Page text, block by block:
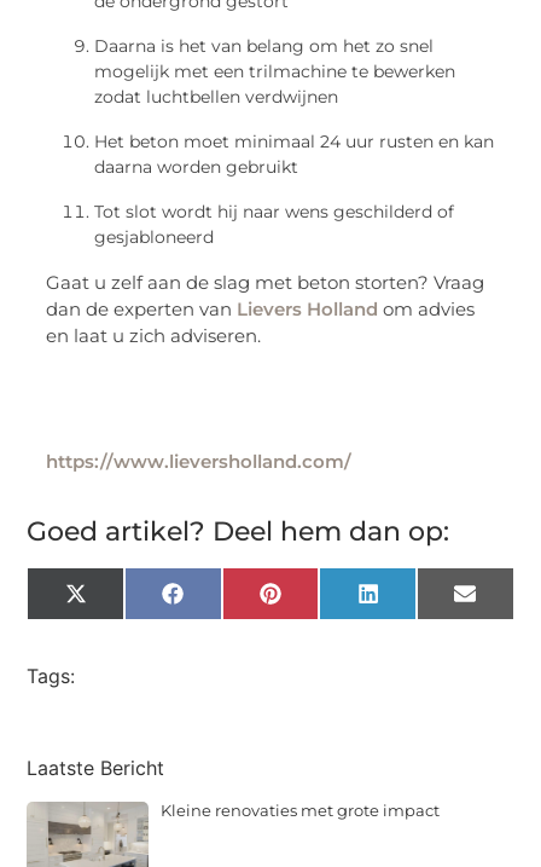
Daarna is het van belang om het zo snel
mogelijk met een trilmachine te bewerken
zodat luchtbellen verdwijnen
Het beton moet minimaal 24 uur rusten en kan
daarna worden gebruikt
Tot slot wordt hij naar wens geschilderd of
gesjabloneerd
Gaat u zelf aan de slag met beton storten? Vraag
dan de experten van Lievers Holland om advies
en laat u zich adviseren.
https://www.lieversholland.com/
Goed artikel? Deel hem dan op:
X
(Twitter)
FacebookPinterestLinkedInEmail
Tags:
Laatste Bericht
Kleine renovaties met grote impact